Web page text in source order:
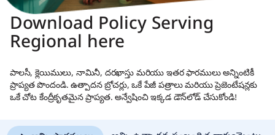
Download Policy Serving
Regional here
పాలసీ, క్లెయిములు, నామినీ, దరఖాస్తు మరియు ఇతర ఫారములు అన్నింటికీ
ప్రాప్యత పొందండి. ఉత్పాదన బ్రోచర్లు, ఒకే పేజీ పత్రాలు మరియు ప్రెజెంటేషన్లకు
ఒకే చోట కేంద్రీకృతమైన ప్రాప్యత. అన్వేషించి ఇక్కడ డౌన్‌లోడ్ చేసుకోండి!